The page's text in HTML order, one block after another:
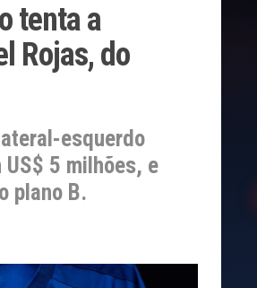
tenta a
Rojas, do
esquerdo
5 milhões, e
plano B.